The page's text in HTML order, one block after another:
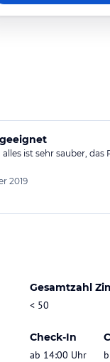
ist sehr sauber, das
2019
Gesamtzahl
< 50
Check-In
ab 14:00 Uhr